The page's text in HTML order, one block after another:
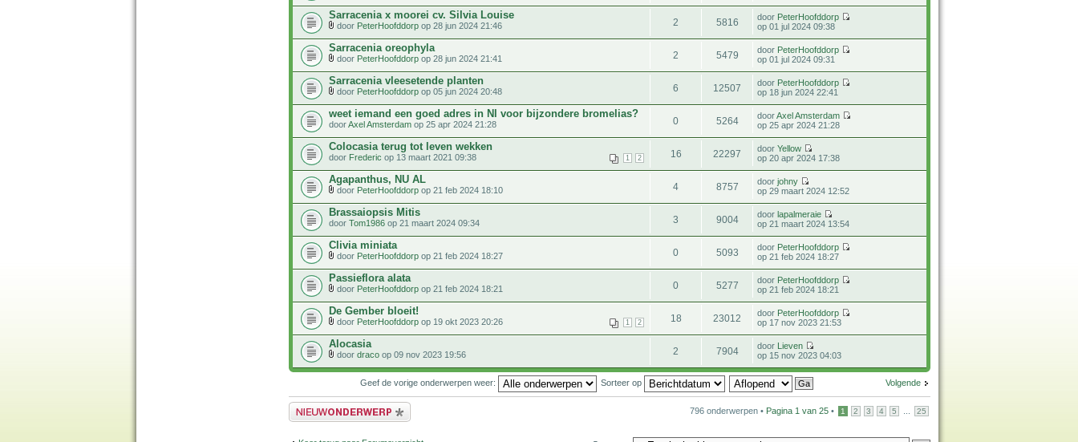
Sarracenia x moorei cv. Silvia Louise
door PeterHoofddorp op 28 jun 2024 21:46 2 5816 door PeterHoofddorp
op 01 jul 2024 09:38
Sarracenia oreophyla
door PeterHoofddorp op 28 jun 2024 21:41 2 5479 door PeterHoofddorp
op 01 jul 2024 09:31
Sarracenia vleesetende planten
door PeterHoofddorp op 05 jun 2024 20:48 6 12507 door PeterHoofddorp
op 18 jun 2024 22:41
weet iemand een goed adres in Nl voor bijzondere bromelias?
doorAxel Amsterdam op 25 apr 2024 21:28 0 5264 doorAxel Amsterdam
op 25 apr 2024 21:28
Colocasia terug tot leven wekken
1 2
door Frederic op 13 maart 2021 09:38 16 22297 doorYellow
op 20 apr 2024 17:38
Agapanthus, NU AL
door PeterHoofddorp op 21 feb 2024 18:10 4 8757 doorjohny
op 29 maart 2024 12:52
Brassaiopsis Mitis
door Tom1986 op 21 maart 2024 09:34 3 9004 doorlapalmeraie
op 21 maart 2024 13:54
Clivia miniata
door PeterHoofddorp op 21 feb 2024 18:27 0 5093 door PeterHoofddorp
op 21 feb 2024 18:27
Passieflora alata
door PeterHoofddorp op 21 feb 2024 18:21 0 5277 door PeterHoofddorp
op 21 feb 2024 18:21
De Gember bloeit!
1 2
door PeterHoofddorp op 19 okt 2023 20:26 18 23012 door PeterHoofddorp
op 17 nov 2023 21:53
Alocasia
door draco op 09 nov 2023 19:56 2 7904 door Lieven
op 15 nov 2023 04:03
Volgende
Geef de vorige onderwerpen weer: Sorteer op
Plaats een nieuw bericht 796 onderwerpen • Pagina 1 van 25 • 1 2 3 4 5 25